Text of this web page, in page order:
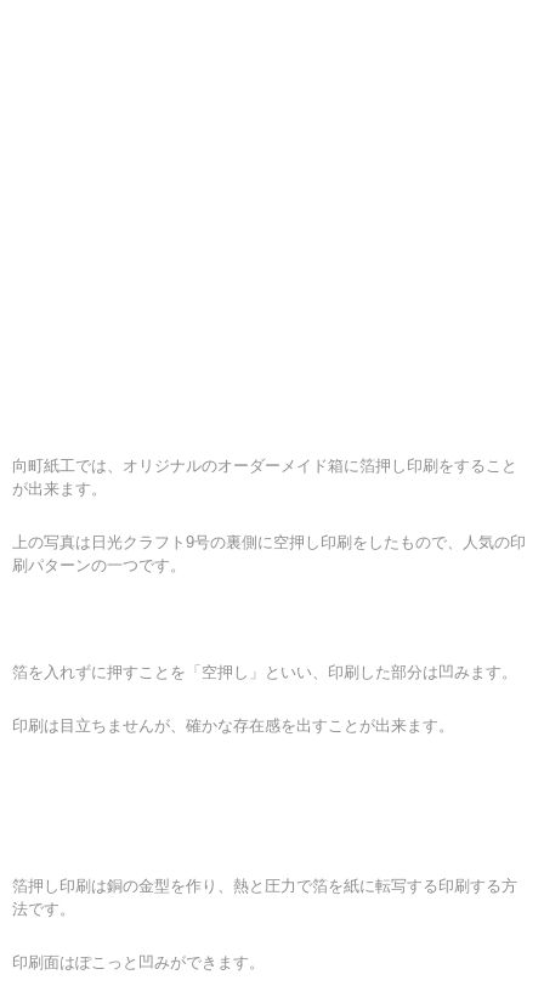
向町紙工では、オリジナルのオーダーメイド箱に箔押し印刷をすること
が出来ます。
上の写真は日光クラフト9号の裏側に空押し印刷をしたもので、人気の印
刷パターンの一つです。
箔を入れずに押すことを「空押し」といい、印刷した部分は凹みます。
印刷は目立ちませんが、確かな存在感を出すことが出来ます。
箔押し印刷は銅の金型を作り、熱と圧力で箔を紙に転写する印刷する方
法です。
印刷面はぽこっと凹みができます。